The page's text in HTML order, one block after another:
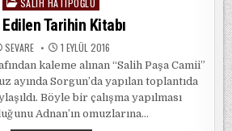
PAŞA
CAMII
SALIH HATIPOĞLU
Tarihin Kitabı
SEVARE 1 EYLÜL 2016
kaleme alınan “Salih Paşa Camii”
ayında Sorgun’da yapılan toplantıda
Böyle bir çalışma yapılması
Adnan’ın omuzlarına…